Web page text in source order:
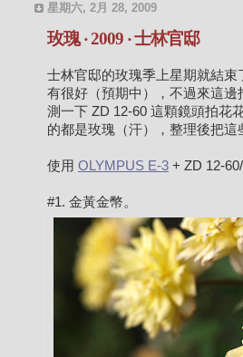
星期六, 2月 28, 2009
玫瑰 ‧ 2009 ‧ 士林官邸
士林官邸的玫瑰季上星期就結
有很好（預期中），不過來這
測一下 ZD 12-60 這顆鏡頭拍花
的都是玫瑰（汗），整理後把
使用 OLYMPUS E-3 + ZD 12-
#1. 金黃金幣。